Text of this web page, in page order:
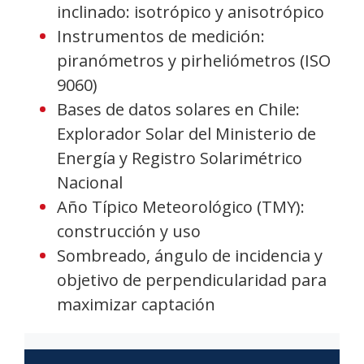
inclinado: isotrópico y anisotrópico
Instrumentos de medición:
piranómetros y pirheliómetros (ISO
9060)
Bases de datos solares en Chile:
Explorador Solar del Ministerio de
Energía y Registro Solarimétrico
Nacional
Año Típico Meteorológico (TMY):
construcción y uso
Sombreado, ángulo de incidencia y
objetivo de perpendicularidad para
maximizar captación